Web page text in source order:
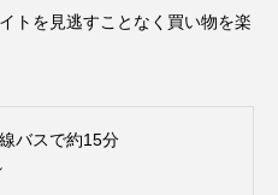
トを見逃すことなく買い物を楽
バスで約15分